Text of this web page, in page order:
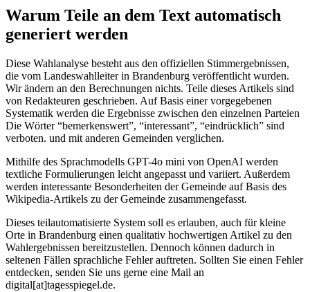
Warum Teile an dem Text automatisch
generiert werden
Diese Wahlanalyse besteht aus den offiziellen Stimmergebnissen,
die vom Landeswahlleiter in Brandenburg veröffentlicht wurden.
Wir ändern an den Berechnungen nichts. Teile dieses Artikels sind
von Redakteuren geschrieben. Auf Basis einer vorgegebenen
Systematik werden die Ergebnisse zwischen den einzelnen Parteien
Die Wörter “bemerkenswert”, “interessant”, “eindrücklich” sind
verboten. und mit anderen Gemeinden verglichen.
Mithilfe des Sprachmodells GPT-4o mini von OpenAI werden
textliche Formulierungen leicht angepasst und variiert. Außerdem
werden interessante Besonderheiten der Gemeinde auf Basis des
Wikipedia-Artikels zu der Gemeinde zusammengefasst.
Dieses teilautomatisierte System soll es erlauben, auch für kleine
Orte in Brandenburg einen qualitativ hochwertigen Artikel zu den
Wahlergebnissen bereitzustellen. Dennoch können dadurch in
seltenen Fällen sprachliche Fehler auftreten. Sollten Sie einen Fehler
entdecken, senden Sie uns gerne eine Mail an
digital[at]tagesspiegel.de.